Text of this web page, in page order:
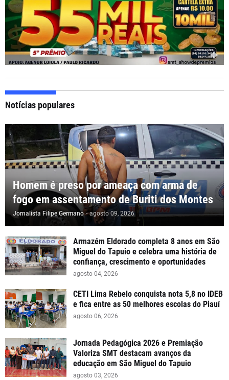
Notícias populares
Homem é preso por ameaça com arma de
fogo em assentamento de Buriti dos Montes
Jornalista Filipe Germano - agosto 09, 2026
Armazém Eldorado completa 8 anos em São
Miguel do Tapuio e celebra uma história de
confiança, crescimento e oportunidades
agosto 04, 2026
CETI Lima Rebelo conquista nota 5,8 no IDEB
e fica entre as 50 melhores escolas do Piauí
agosto 06, 2026
Jornada Pedagógica 2026 e Premiação
Valoriza SMT destacam avanços da
educação em São Miguel do Tapuio
agosto 03, 2026